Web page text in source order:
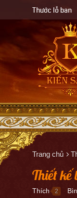
Thước lỗ ban
Trang chủ
Thiết
Thích 2